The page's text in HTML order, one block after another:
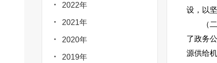
2022年
2021年
2020年
2019年
设，以
（
了政务
源供给